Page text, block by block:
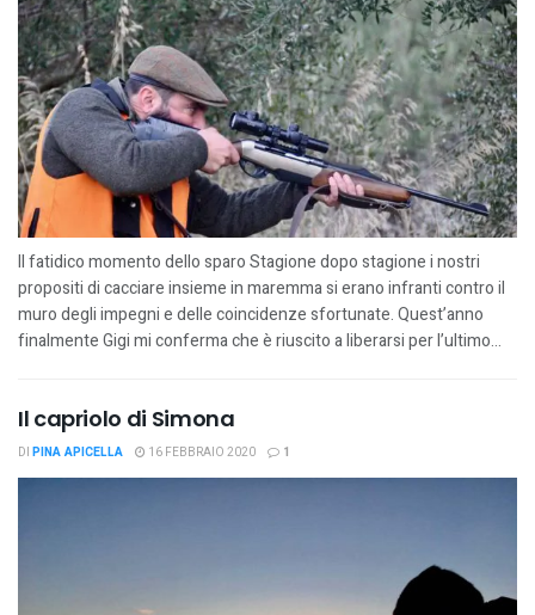
Il fatidico momento dello sparo Stagione dopo stagione i nostri
propositi di cacciare insieme in maremma si erano infranti contro il
muro degli impegni e delle coincidenze sfortunate. Quest’anno
finalmente Gigi mi conferma che è riuscito a liberarsi per l’ultimo...
Il capriolo di Simona
DI PINA APICELLA 16 FEBBRAIO 2020 1